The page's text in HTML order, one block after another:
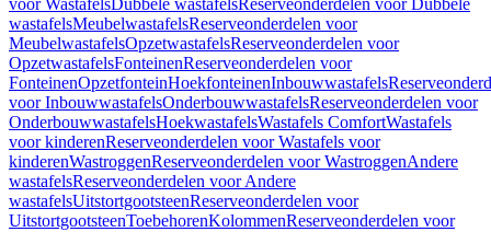
voor WastafelsDubbele wastafelsReserveonderdelen voor Dubbele
wastafelsMeubelwastafelsReserveonderdelen voor
MeubelwastafelsOpzetwastafelsReserveonderdelen voor
OpzetwastafelsFonteinenReserveonderdelen voor
FonteinenOpzetfonteinHoekfonteinenInbouwwastafels
voor InbouwwastafelsOnderbouwwastafelsReserveonderdelen voor
OnderbouwwastafelsHoekwastafelsWastafels ComfortWastafels
voor kinderenReserveonderdelen voor Wastafels voor
kinderenWastroggenReserveonderdelen voor WastroggenAndere
wastafelsReserveonderdelen voor Andere
wastafelsUitstortgootsteenReserveonderdelen voor
UitstortgootsteenToebehorenKolommenReserveonderdelen voor